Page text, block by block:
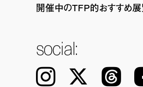
開催中のTFP的おすすめ
social:
Instagram 𝕏 Threads